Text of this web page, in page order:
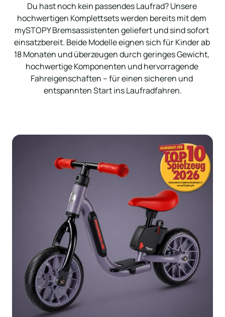
Du hast noch kein passendes Laufrad? Unsere
hochwertigen Komplettsets werden bereits mit dem
mySTOPY Bremsassistenten geliefert und sind sofort
einsatzbereit. Beide Modelle eignen sich für Kinder ab
18 Monaten und überzeugen durch geringes Gewicht,
hochwertige Komponenten und hervorragende
Fahreigenschaften – für einen sicheren und
entspannten Start ins Laufradfahren.